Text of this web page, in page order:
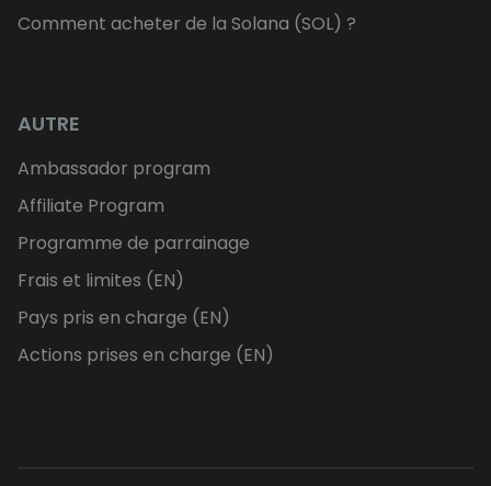
Comment acheter de la Solana (SOL) ?
AUTRE
Ambassador program
Affiliate Program
Programme de parrainage
Frais et limites (EN)
Pays pris en charge (EN)
Actions prises en charge (EN)